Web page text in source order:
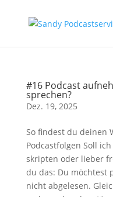
#16 Podcast
sprechen?
Dez. 19, 2025
So findest du deinen
Podcastfolgen Soll
skripten oder lieber
du das: Du möchtest
nicht abgelesen.